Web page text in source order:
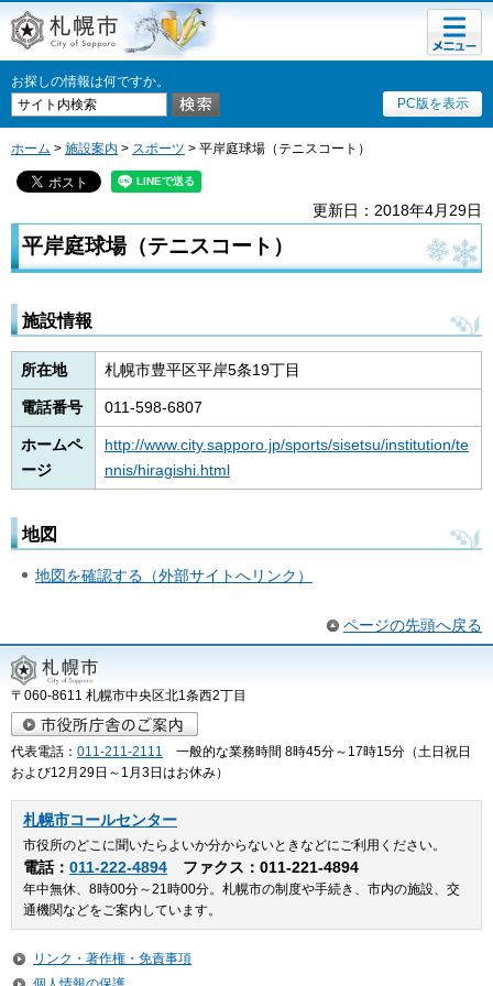
札幌市
お探しの情報は何ですか。
PC版を表示
メニュ
ー
ホーム > 施設案内 > スポーツ > 平岸庭球場（テニスコート）
更新日：2018年4月29日
平岸庭球場（テニスコート）
施設情報
所在地 札幌市豊平区平岸5条19丁目
電話番号 011-598-6807
ホームペ
ージ
http://www.city.sapporo.jp/sports/sisetsu/institution/te
nnis/hiragishi.html
地図
地図を確認する（外部サイトへリンク）
ページの先頭へ戻る
〒060-8611 札幌市中央区北1条西2丁目
代表電話： 011-211-2111 一般的な業務時間 8時45分～17時15分（土日祝日
および12月29日～1月3日はお休み）
札幌市コールセンター
市役所のどこに聞いたらよいか分からないときなどにご利用ください。
電話： 011-222-4894 ファクス：011-221-4894
年中無休、8時00分～21時00分。札幌市の制度や手続き、市内の施設、交
通機関などをご案内しています。
リンク・著作権・免責事項